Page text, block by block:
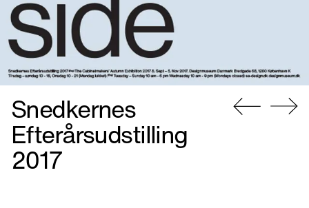
Snedkernes
Efterårsudstilling
2017